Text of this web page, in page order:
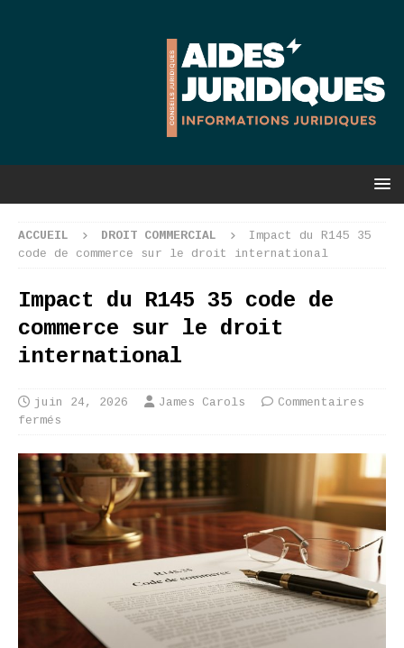
ACCUEIL DROIT COMMERCIAL
Impact du R145 35
code de commerce sur le droit international
Impact du R145 35 code de
commerce sur le droit
international
juin 24, 2026 James Carols
Commentaires
fermés